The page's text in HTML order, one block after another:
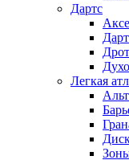
Дартс
Легкая